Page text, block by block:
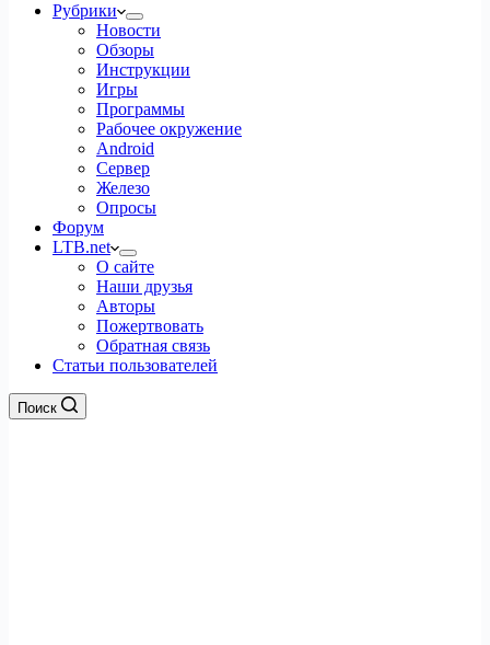
Рубрики
Новости
Обзоры
Инструкции
Игры
Программы
Рабочее окружение
Android
Сервер
Железо
Опросы
Форум
LTB.net
О сайте
Наши друзья
Авторы
Пожертвовать
Обратная связь
Статьи пользователей
Поиск